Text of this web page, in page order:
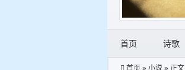
首页 诗歌
首页 » 小说 » 正文